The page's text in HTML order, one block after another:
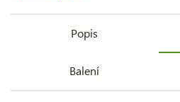
Popis
Balení